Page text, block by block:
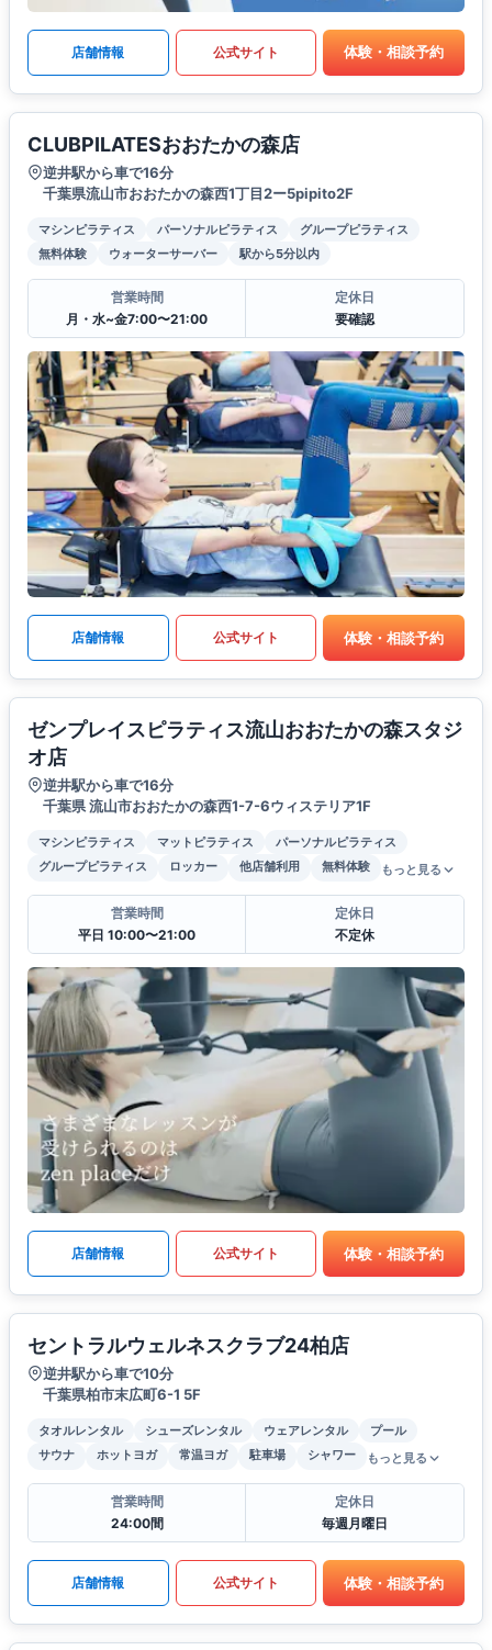
店舗情報 公式サイト 体験・相談予約
CLUBPILATESおおたかの森店
逆井駅から車で16分
千葉県流山市おおたかの森西1丁目2ー5pipito2F
マシンピラティス パーソナルピラティス
グループピラティス
無料体験
ウォーターサーバー 駅から5分以内
営業時間
月・水~金7:00〜21:00
定休日
要確認
店舗情報 公式サイト 体験・相談予約
ゼンプレイスピラティス流山おおたかの森スタジ
オ店
逆井駅から車で16分
千葉県 流山市おおたかの森西1-7-6ウィステリア1F
マシンピラティス マットピラティス
パーソナルピラティス
グループピラティス
ロッカー 他店舗利用 無料体験 もっと見る
営業時間
平日 10:00〜21:00
定休日
不定休
店舗情報 公式サイト 体験・相談予約
セントラルウェルネスクラブ24柏店
逆井駅から車で10分
千葉県柏市末広町6-1 5F
タオルレンタル シューズレンタル ウェアレンタル
プール
サウナ
ホットヨガ 常温ヨガ 駐車場 シャワー もっと見る
営業時間
24:00間
定休日
毎週月曜日
店舗情報 公式サイト 体験・相談予約